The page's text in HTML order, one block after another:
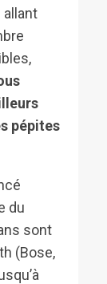
pépites
du
sont
(Bose,